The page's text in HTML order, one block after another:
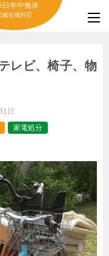
日年中無休
城全域対応
レビ、椅子、物
日
家電処分